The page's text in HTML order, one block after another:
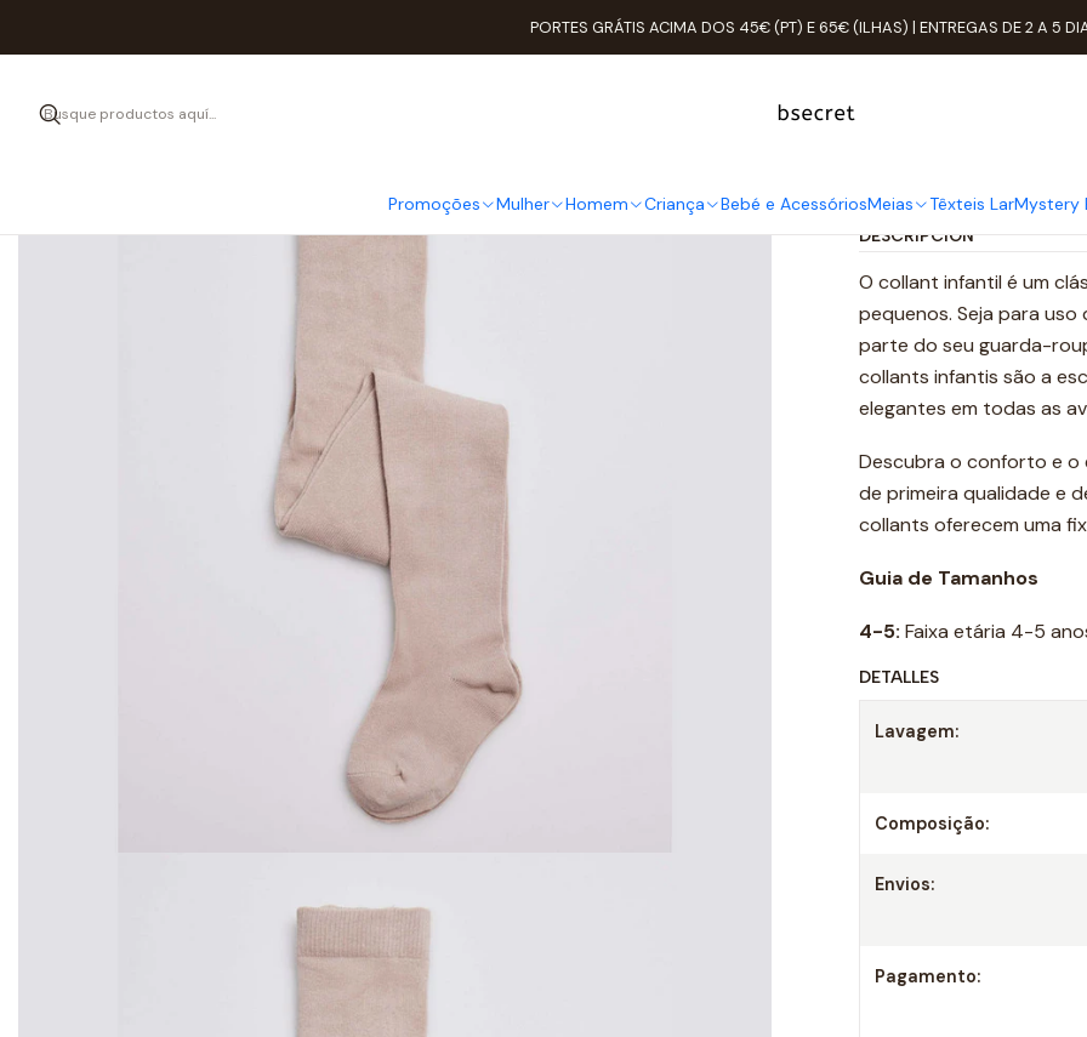
Promoções Mulher Homem Criança Bebé e AcessóriosMeias Têxteis LarMystery
PORTES GRÁTIS ACIMA DOS 45€ (PT) E 65€ (ILHAS) | ENTREGAS DE 2 A 5
Inicio Meias Collants Collant Criança Algodão 4-5 anos
Cantidad
DESCRIPCIÓN
O collant infantil é um
pequenos. Seja para
parte do seu guarda-
collants infantis são a
elegantes em todas as
Descubra o conforto e o
de primeira qualidade e
collants oferecem uma
Guia de Tamanhos
4-5: Faixa etária 4-5
DETALLES
Lavagem:
Composição:
Envios:
Pagamento: